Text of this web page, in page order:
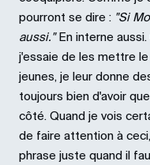
pourront se dire : "Si
aussi."En interne aussi.
j'essaie de les mettre
jeunes, je leur donne
toujours bien d'avoir
côté. Quand je vois
de faire attention à
phrase juste quand il